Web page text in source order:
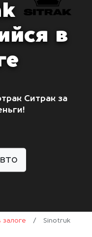
в
Ситрак за
залоге /
Sinotruk